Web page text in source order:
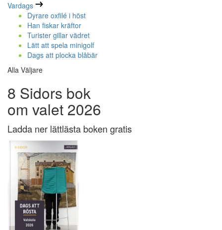
Vardags
Dyrare oxfilé i höst
Han fiskar kräftor
Turister gillar vädret
Lätt att spela minigolf
Dags att plocka blåbär
Alla Väljare
8 Sidors bok
om valet 2026
Ladda ner lättlästa boken gratis